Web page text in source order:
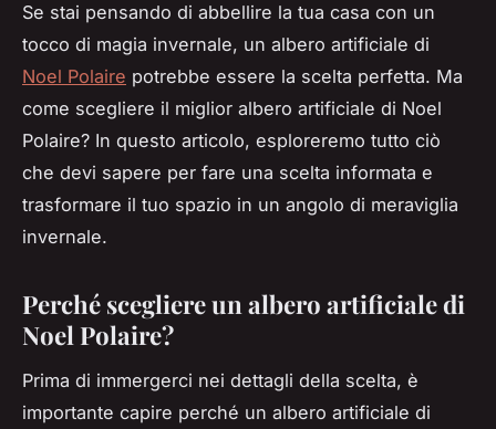
Se stai pensando di abbellire la tua casa con un
tocco di magia invernale, un albero artificiale di
Noel Polaire potrebbe essere la scelta perfetta. Ma
come scegliere il miglior albero artificiale di Noel
Polaire? In questo articolo, esploreremo tutto ciò
che devi sapere per fare una scelta informata e
trasformare il tuo spazio in un angolo di meraviglia
invernale.
Perché scegliere un albero artificiale di
Noel Polaire?
Prima di immergerci nei dettagli della scelta, è
importante capire perché un albero artificiale di